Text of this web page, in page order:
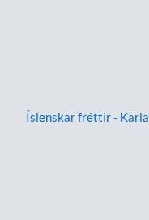
Íslenskar fréttir - Karla